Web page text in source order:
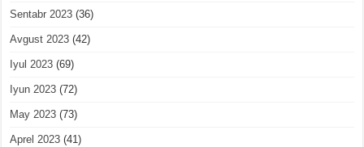
Sentabr 2023 (36)
Avgust 2023 (42)
Iyul 2023 (69)
Iyun 2023 (72)
May 2023 (73)
Aprel 2023 (41)